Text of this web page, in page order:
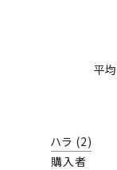
ハラ
2
購入者